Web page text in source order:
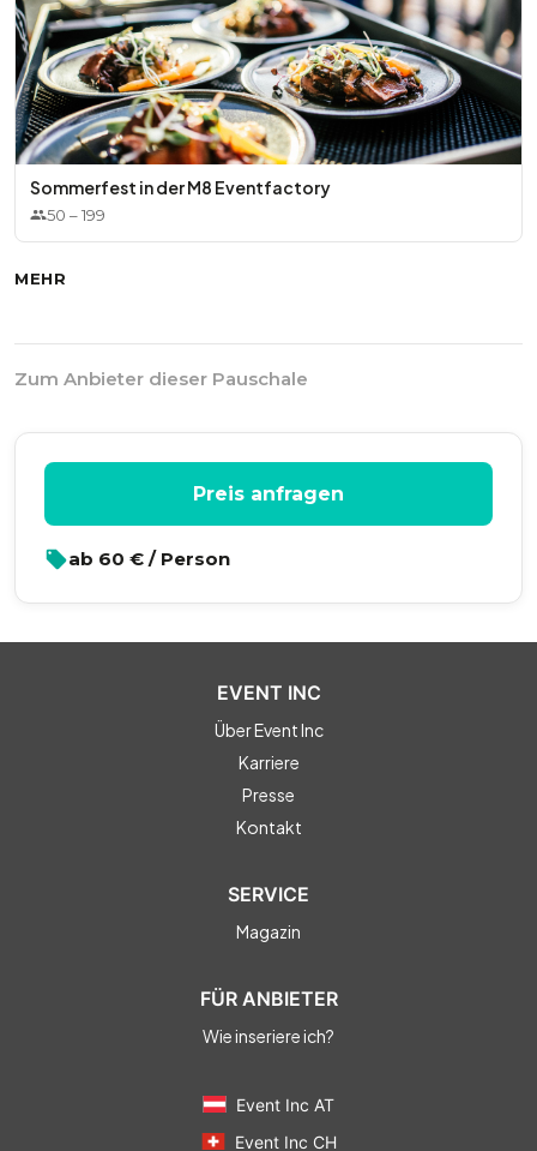
Sommerfest in der M8 Eventfactory
50 –199
MEHR
Zum Anbieter dieser Pauschale
Preis anfragen
ab 60 € / Person
EVENT INC
Über Event Inc
Karriere
Presse
Kontakt
SERVICE
Magazin
FÜR ANBIETER
Wie inseriere ich?
Event Inc AT
Event Inc CH